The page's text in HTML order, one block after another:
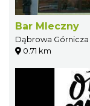
Bar Mleczny
Dąbrowa Górnicza
0.71 km